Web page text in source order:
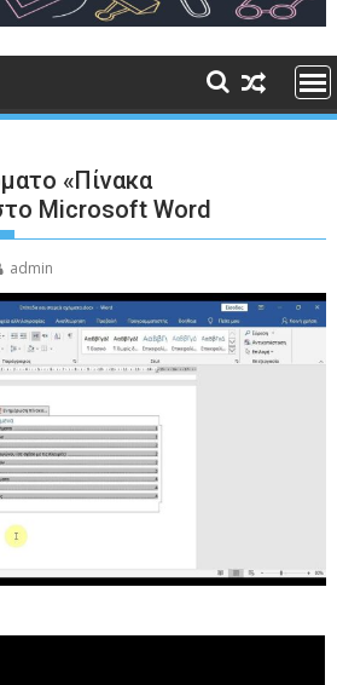
«Πίνακα
Microsoft Word
admin